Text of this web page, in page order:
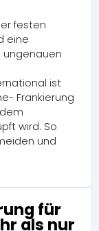
festen
eine
ungenauen
ist
Frankierung
wird. So
und
für
als nur